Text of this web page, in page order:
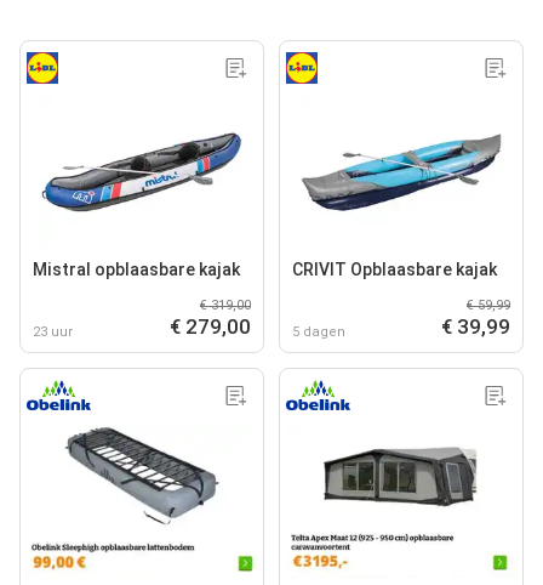
Mistral opblaasbare kajak
23 uur
€ 319,00
€ 279,00
CRIVIT Opblaasbare kajak
5 dagen
€ 59,99
€ 39,99